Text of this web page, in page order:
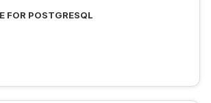
FOR POSTGRESQL